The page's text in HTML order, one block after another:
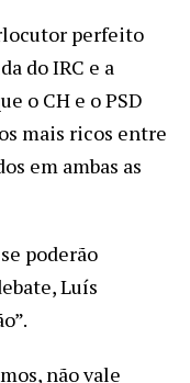
perfeito
do IRC e a
o CH e o PSD
mais ricos entre
em ambas as
poderão
Luís
não vale